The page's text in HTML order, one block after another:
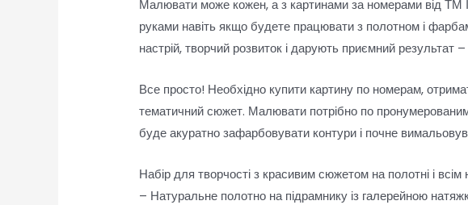
Малювати може кожен, а з картинами за номерами від ТМ
руками навіть якщо будете працювати з полотном і
настрій, творчий розвиток і дарують приємний
Все просто! Необхідно купити картину по номерам,
тематичний сюжет. Малювати потрібно по
буде акуратно зафарбовувати контури і почне
Набір для творчості з красивим сюжетом на полотні і
– Натуральне полотно на підрамнику із галерейною